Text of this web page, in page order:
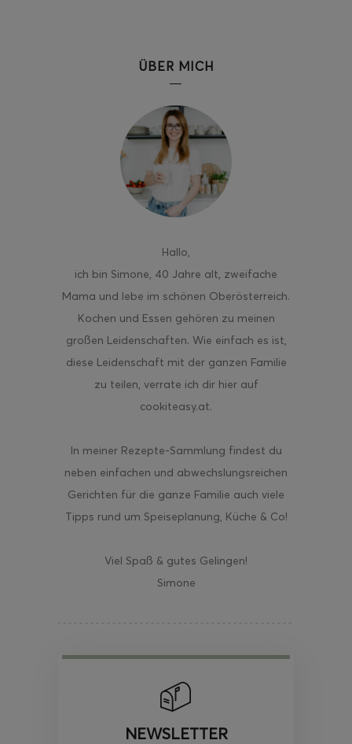
ÜBER MICH
Hallo,
ich bin Simone, 40 Jahre alt, zweifache
Mama und lebe im schönen Oberösterreich.
Kochen und Essen gehören zu meinen
großen Leidenschaften. Wie einfach es ist,
diese Leidenschaft mit der ganzen Familie
zu teilen, verrate ich dir hier auf
cookiteasy.at.
In meiner Rezepte-Sammlung findest du
neben einfachen und abwechslungsreichen
Gerichten für die ganze Familie auch viele
Tipps rund um Speiseplanung, Küche & Co!
Viel Spaß & gutes Gelingen!
Simone
NEWSLETTER